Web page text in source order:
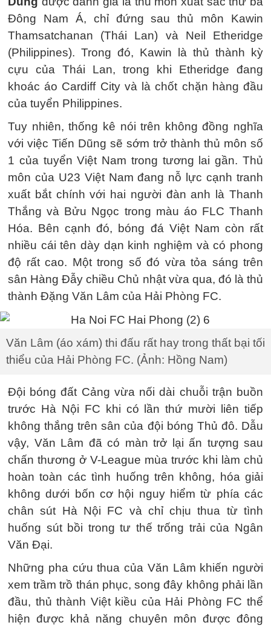
Đông Nam Á, chỉ đứng sau thủ môn Kawin
Thamsatchanan (Thái Lan) và Neil Etheridge
(Philippines). Trong đó, Kawin là thủ thành kỳ
cựu của Thái Lan, trong khi Etheridge đang
khoác áo Cardiff City và là chốt chặn hàng đầu
của tuyển Philippines.
Tuy nhiên, thống kê nói trên không đồng nghĩa
với việc Tiến Dũng sẽ sớm trở thành thủ môn số
1 của tuyển Việt Nam trong tương lai gần. Thủ
môn của U23 Việt Nam đang nỗ lực cạnh tranh
xuất bắt chính với hai người đàn anh là Thanh
Thắng và Bửu Ngọc trong màu áo FLC Thanh
Hóa. Bên cạnh đó, bóng đá Việt Nam còn rất
nhiều cái tên dày dạn kinh nghiệm và có phong
độ rất cao. Một trong số đó vừa tỏa sáng trên
sân Hàng Đẫy chiều Chủ nhật vừa qua, đó là thủ
thành Đặng Văn Lâm của Hải Phòng FC.
Văn Lâm (áo xám) thi đấu rất hay trong thất bại tối
thiểu của Hải Phòng FC. (Ảnh: Hồng Nam)
Đội bóng đất Cảng vừa nối dài chuỗi trận buồn
trước Hà Nội FC khi có lần thứ mười liên tiếp
không thắng trên sân của đội bóng Thủ đô. Dẫu
vậy, Văn Lâm đã có màn trở lại ấn tượng sau
chấn thương ở V-League mùa trước khi làm chủ
hoàn toàn các tình huống trên không, hóa giải
không dưới bốn cơ hội nguy hiểm từ phía các
chân sút Hà Nội FC và chỉ chịu thua từ tình
huống sút bồi trong tư thế trống trải của Ngân
Văn Đại.
Những pha cứu thua của Văn Lâm khiến người
xem trầm trồ thán phục, song đây không phải lần
đầu, thủ thành Việt kiều của Hải Phòng FC thể
hiện được khả năng chuyên môn được đông